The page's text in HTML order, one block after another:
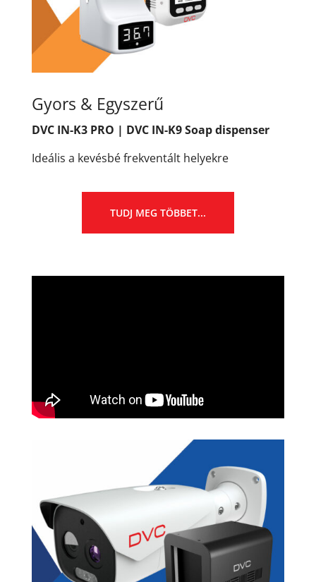
Gyors & Egyszerű
DVC IN-K3 PRO | DVC IN-K9 Soap dispenser
Ideális a kevésbé frekventált helyekre
TUDJ MEG TÖBBET...